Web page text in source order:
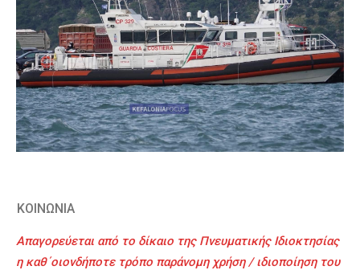
ΚΟΙΝΩΝΙΑ
Απαγορεύεται από το δίκαιο της Πνευματικής Ιδιοκτησίας
η καθ΄οιονδήποτε τρόπο παράνομη χρήση / ιδιοποίηση του